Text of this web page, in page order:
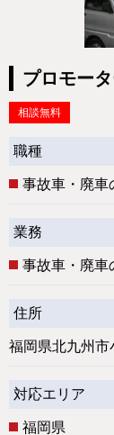
プロモー
相談無料
職種
事故車・廃車
業務
事故車・廃車
住所
福岡県北九州市
対応エリア
福岡県